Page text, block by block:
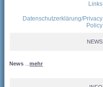
Links
Datenschutzerklärung/Privacy
Policy
NEWS
News ...mehr